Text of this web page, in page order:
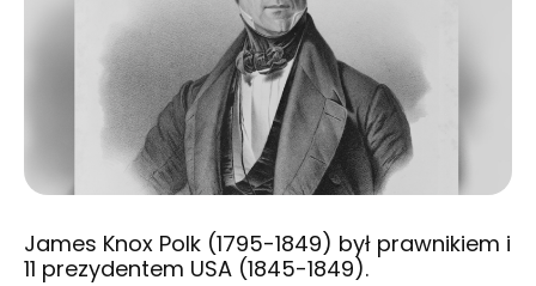
James Knox Polk (1795-1849) był prawnikiem i
11 prezydentem USA (1845-1849).